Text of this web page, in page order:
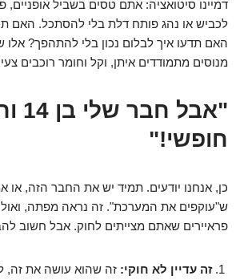
דמיינו סיטואציה: אתם טסים בשביל אופניים,
לכביש או נהג פותח דלת בלי להסתכל. האם
האם תדעו איך לבלום נכון בלי להתהפך? אלו
מנוסים מתמודדים איתן, וקל וחומר רוכבים
חופשי!"
כן, אנחנו יודעים. תמיד יש את החבר הזה, או
ש"עוקפים את המערכת". זה נראה מפתה,
פראיירים שאתם מצייתים לחוק. אבל חשוב
זה עדיין לא חוקי: זה שהוא עושה את זה,